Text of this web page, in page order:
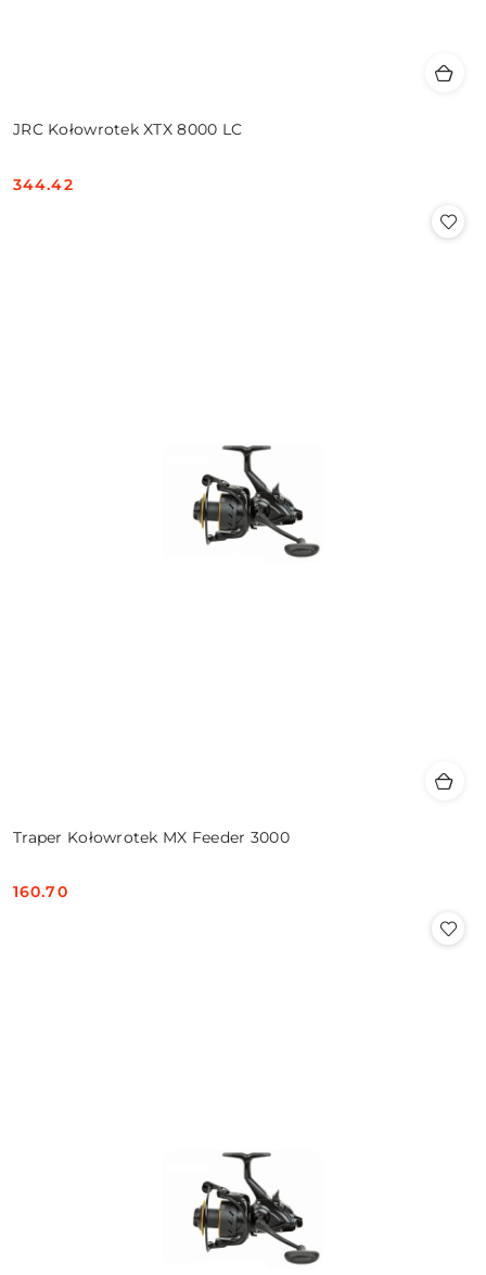
JRC Kołowrotek XTX 8000 LC
Cena:
344.42
Traper Kołowrotek MX Feeder 3000
Cena:
160.70